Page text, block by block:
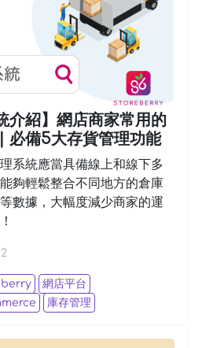
介紹】網店商家常用的
必備5大存貨管理功能
系統應當具備線上和線下多
夠輕鬆整合不同地方的倉庫
數據，大幅度減少商家的運
網店平台
庫存管理